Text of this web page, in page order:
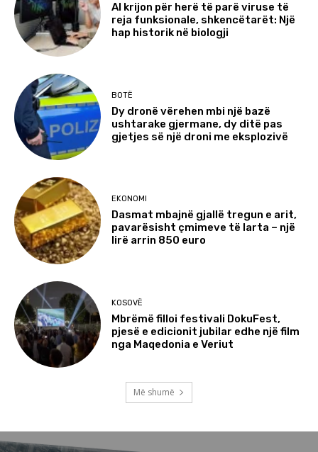
AI krijon për herë të parë viruse të
reja funksionale, shkencëtarët: Një
hap historik në biologji
BOTË
Dy dronë vërehen mbi një bazë
ushtarake gjermane, dy ditë pas
gjetjes së një droni me eksplozivë
EKONOMI
Dasmat mbajnë gjallë tregun e arit,
pavarësisht çmimeve të larta – një
lirë arrin 850 euro
KOSOVË
Mbrëmë filloi festivali DokuFest,
pjesë e edicionit jubilar edhe një film
nga Maqedonia e Veriut
Më shumë